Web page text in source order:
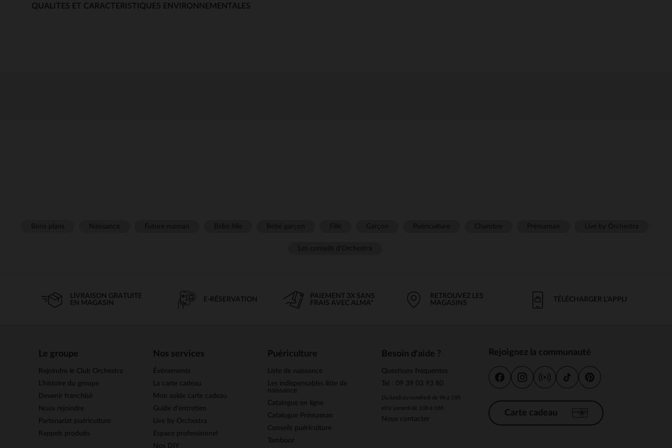
QUALITES ET CARACTERISTIQUES ENVIRONNEMENTALES
LIVRAISON GRATUITE
EN MAGASIN
E-RÉSERVATION
PAIEMENT 3X SANS
FRAIS AVEC ALMA*
RETROUVEZ LES
MAGASINS
TÉLÉCHARGER L'APPLI
Le groupe
Rejoindre le Club Orchestra
L’histoire du groupe
Devenir franchisé
Nous rejoindre
Partenariat puériculture
Rappels produits
Nos services
Évènements
La carte cadeau
Mon solde carte cadeau
Guide d'entretien
Live by Orchestra
Espace professionnel
Nos DIY
Puériculture
Liste de naissance
Les indispensables liste de
naissance
Catalogue en ligne
Catalogue Prémaman
Conseils puériculture
Tamboor
Besoin d'aide ?
Questions fréquentes
Tel : 09 39 03 93 80
Du lundi au vendredi de 9h à 18h
et le samedi de 10h à 18h
Nous contacter
Rejoignez la communauté
Carte cadeau